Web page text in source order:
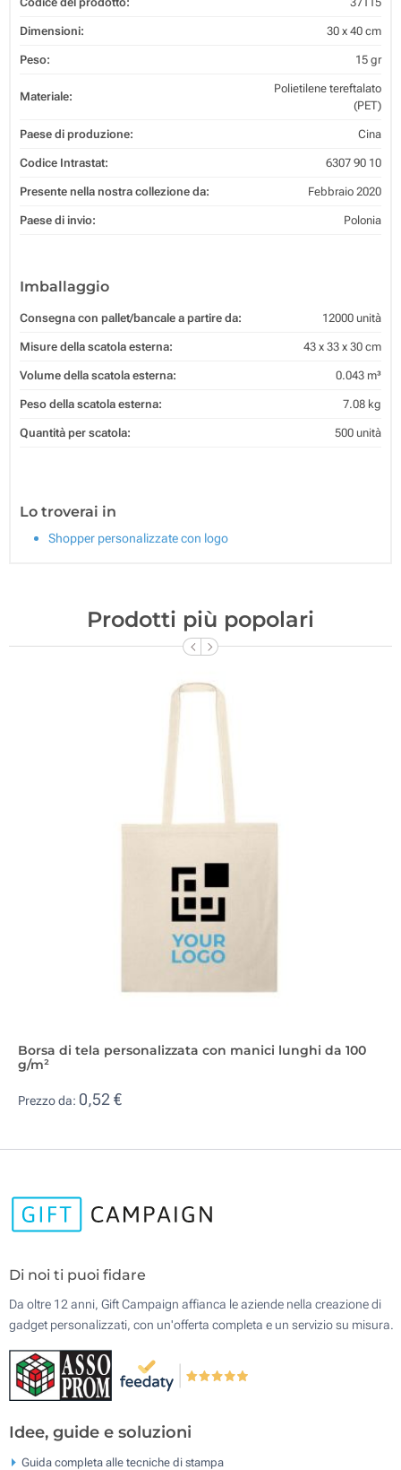
Dimensioni: 30 x 40 cm
Peso: 15 gr
Materiale:
Polietilene tereftalato
(PET)
Paese di produzione: Cina
Codice Intrastat: 6307 90 10
Presente nella nostra collezione da: Febbraio 2020
Paese di invio: Polonia
Imballaggio
Consegna con pallet/bancale a partire da: 12000 unità
Misure della scatola esterna: 43 x 33 x 30 cm
Volume della scatola esterna: 0.043 m³
Peso della scatola esterna: 7.08 kg
Quantità per scatola: 500 unità
Lo troverai in
Shopper personalizzate con logo
Prodotti più popolari
Borsa di tela personalizzata con manici lunghi da 100
g/m²
Prezzo da: 0,52 €
Di noi ti puoi fidare
Da oltre 12 anni, Gift Campaign affianca le aziende nella creazione di
gadget personalizzati, con un'offerta completa e un servizio su misura.
Idee, guide e soluzioni
Guida completa alle tecniche di stampa